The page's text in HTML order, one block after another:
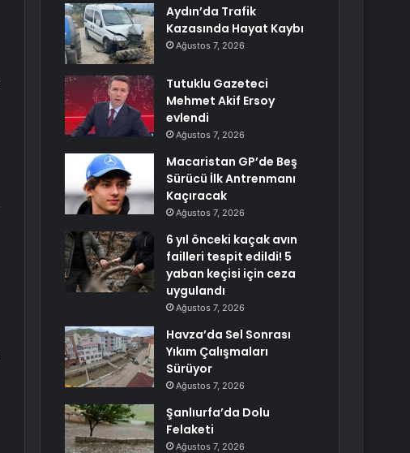
Aydın’da Trafik
Kazasında Hayat Kaybı
Ağustos 7, 2026
Tutuklu Gazeteci
Mehmet Akif Ersoy
evlendi
Ağustos 7, 2026
Macaristan GP’de Beş
Sürücü İlk Antrenmanı
Kaçıracak
Ağustos 7, 2026
6 yıl önceki kaçak avın
failleri tespit edildi! 5
yaban keçisi için ceza
uygulandı
Ağustos 7, 2026
Havza’da Sel Sonrası
Yıkım Çalışmaları
Sürüyor
Ağustos 7, 2026
Şanlıurfa’da Dolu
Felaketi
Ağustos 7, 2026